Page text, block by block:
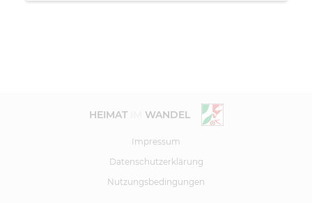
HEIMAT WANDEL
Impressum
Datenschutzerklärung
Nutzungsbedingungen